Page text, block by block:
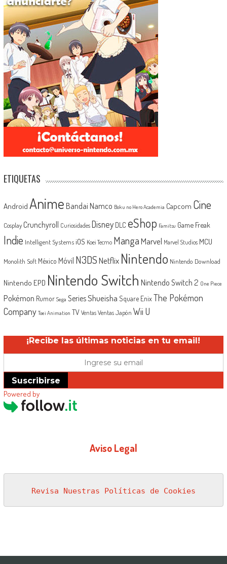
ETIQUETAS
Android Anime Bandai Namco Boku no Hero Academia Capcom Cine
Cosplay Crunchyroll Curiosidades Disney DLC eShop Famitsu Game Freak
Indie Intelligent Systems iOS Koei Tecmo MangaMarvel Marvel Studios MCU
Monolith Soft México Móvil N3DSNetflix Nintendo Nintendo Download
Nintendo EPD Nintendo Switch Nintendo Switch 2 One Piece
Pokémon Rumor Sega SeriesShueisha Square EnixThe Pokémon
Company Toei Animation TV Ventas Ventas Japón Wii U
¡Recibe las últimas noticias en tu email!
Suscribirse
Powered by
Aviso Legal
Revisa Nuestras Políticas de Cookies